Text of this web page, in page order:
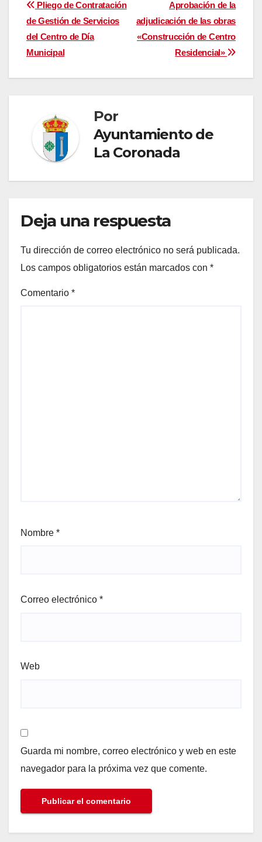
Navegación
de
entradas
Aprobación de la
adjudicación de las obras
«Construcción de Centro
Residencial»
Pliego de Contratación
de Gestión de Servicios
del Centro de Día
Municipal
Por
Ayuntamiento de
La Coronada
Deja una respuesta
Tu dirección de correo electrónico no será publicada.
Los campos obligatorios están marcados con *
Comentario *
Nombre *
Correo electrónico *
Web
Guarda mi nombre, correo electrónico y web en este
navegador para la próxima vez que comente.